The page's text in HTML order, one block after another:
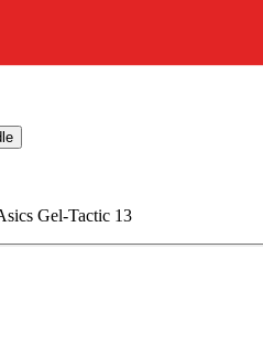
Gel-Tactic 13